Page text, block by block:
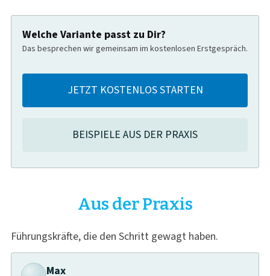
Welche Variante passt zu Dir?
Das besprechen wir gemeinsam im kostenlosen Erstgespräch.
JETZT KOSTENLOS STARTEN
BEISPIELE AUS DER PRAXIS
Aus der Praxis
Führungskräfte, die den Schritt gewagt haben.
Max